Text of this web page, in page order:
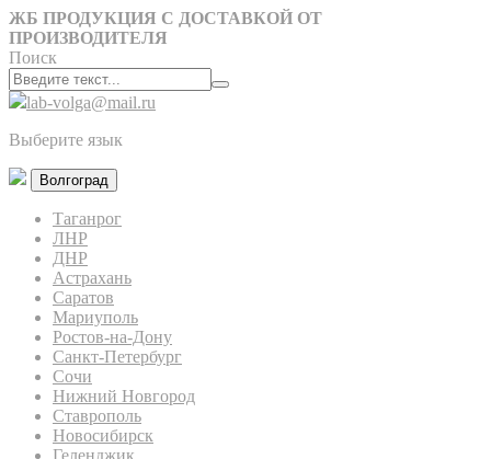
ЖБ ПРОДУКЦИЯ С ДОСТАВКОЙ ОТ
ПРОИЗВОДИТЕЛЯ
Поиск
lab-volga@mail.ru
Выберите язык
Волгоград
Таганрог
ЛНР
ДНР
Астрахань
Саратов
Мариуполь
Ростов-на-Дону
Санкт-Петербург
Сочи
Нижний Новгород
Ставрополь
Новосибирск
Геленджик